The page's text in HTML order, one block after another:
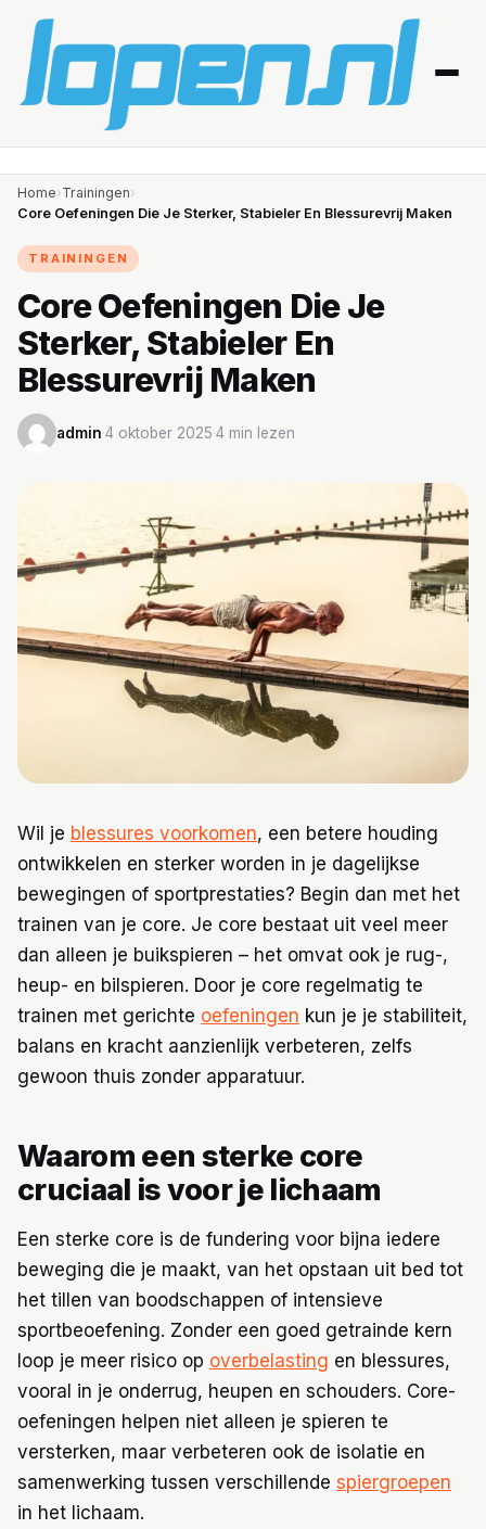
Home
Gezondheid
Producten
Routes
Trainingen
Voeding
Home›Trainingen›
Core Oefeningen Die Je Sterker, Stabieler En Blessurevrij Maken
TRAININGEN
Core Oefeningen Die Je
Sterker, Stabieler En
Blessurevrij Maken
admin·4 oktober 2025·4 min lezen
Wil je blessures voorkomen, een betere houding
ontwikkelen en sterker worden in je dagelijkse
bewegingen of sportprestaties? Begin dan met het
trainen van je core. Je core bestaat uit veel meer
dan alleen je buikspieren – het omvat ook je rug-,
heup- en bilspieren. Door je core regelmatig te
trainen met gerichte oefeningen kun je je stabiliteit,
balans en kracht aanzienlijk verbeteren, zelfs
gewoon thuis zonder apparatuur.
Waarom een sterke core
cruciaal is voor je lichaam
Een sterke core is de fundering voor bijna iedere
beweging die je maakt, van het opstaan uit bed tot
het tillen van boodschappen of intensieve
sportbeoefening. Zonder een goed getrainde kern
loop je meer risico op overbelasting en blessures,
vooral in je onderrug, heupen en schouders. Core-
oefeningen helpen niet alleen je spieren te
versterken, maar verbeteren ook de isolatie en
samenwerking tussen verschillende spiergroepen
in het lichaam.